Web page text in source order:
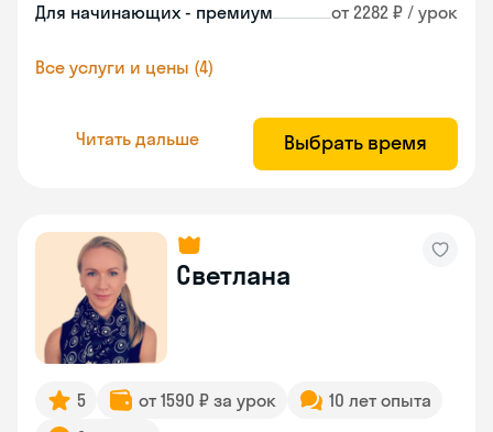
Для начинающих - премиум от 2282 ₽ / урок
Все услуги и цены (4)
Читать дальше Выбрать время
Светлана
5 от 1590 ₽ за урок
10 лет опыта